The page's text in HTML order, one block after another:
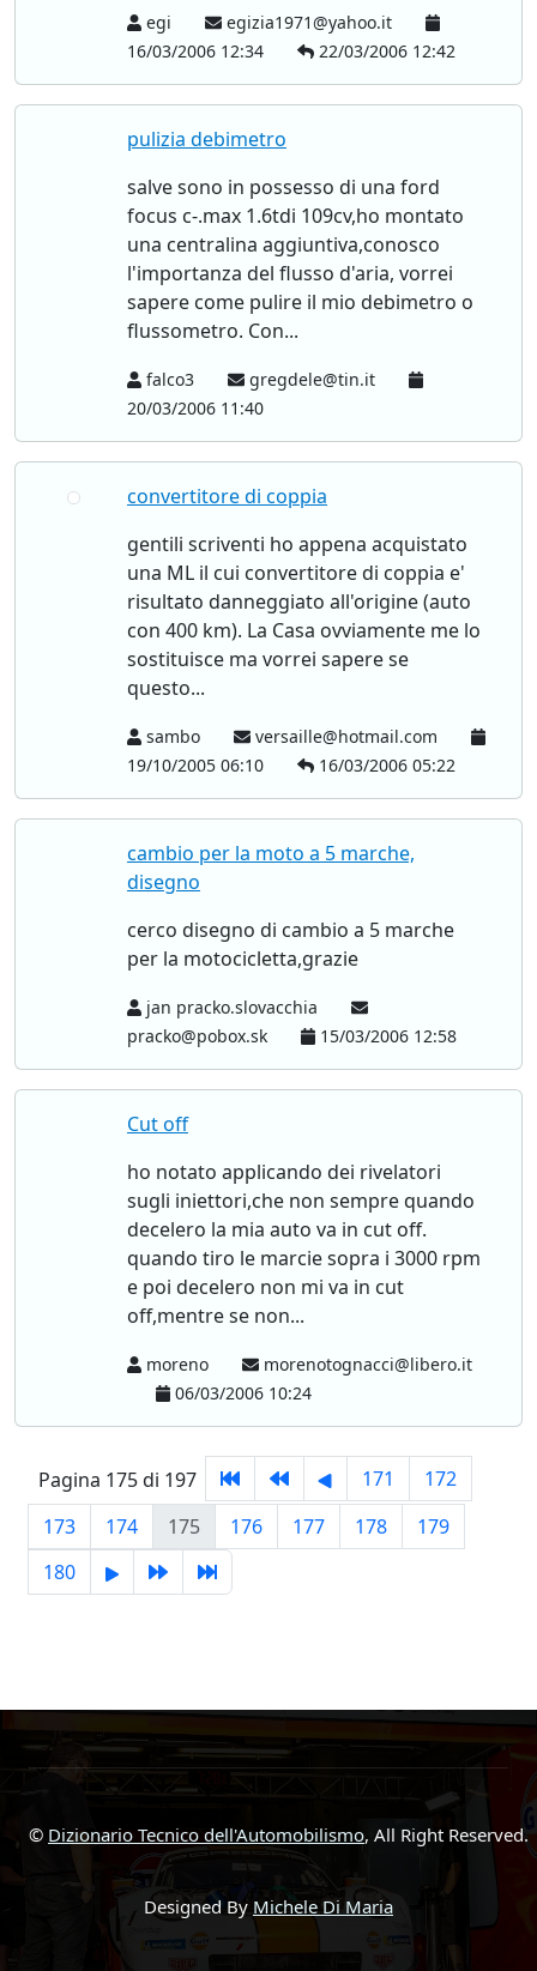
egi
egizia1971@yahoo.it
16/03/2006 12:34
22/03/2006 12:42
pulizia debimetro
salve sono in possesso di una ford
focus c-.max 1.6tdi 109cv,ho montato
una centralina aggiuntiva,conosco
l'importanza del flusso d'aria, vorrei
sapere come pulire il mio debimetro o
flussometro. Con...
falco3
gregdele@tin.it
20/03/2006 11:40
convertitore di coppia
gentili scriventi ho appena acquistato
una ML il cui convertitore di coppia e'
risultato danneggiato all'origine (auto
con 400 km). La Casa ovviamente me lo
sostituisce ma vorrei sapere se
questo...
sambo
versaille@hotmail.com
19/10/2005 06:10
16/03/2006 05:22
cambio per la moto a 5 marche,
disegno
cerco disegno di cambio a 5 marche
per la motocicletta,grazie
jan pracko.slovacchia
pracko@pobox.sk
15/03/2006 12:58
Cut off
ho notato applicando dei rivelatori
sugli iniettori,che non sempre quando
decelero la mia auto va in cut off.
quando tiro le marcie sopra i 3000 rpm
e poi decelero non mi va in cut
off,mentre se non...
moreno
morenotognacci@libero.it
06/03/2006 10:24
Pagina 175 di 197 171
172
173
174 175 176 177 178
179
180
© Dizionario Tecnico dell'Automobilismo, All Right Reserved.
Designed By Michele Di Maria